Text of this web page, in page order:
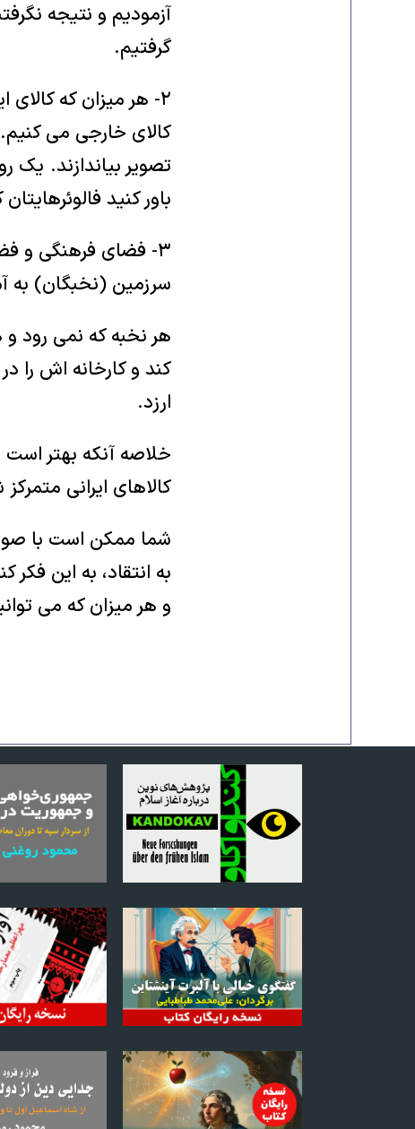
آزمودیم و نتیجه
گرفتیم.
۲- هر میزان که
کالای خارجی می
تصویر بیاندازند. یک
باور کنید
۳- فضای فرهنگی و
سرزمین (نخبگان) به
هر نخبه که نمی رود و
کند و کارخانه اش را
ارزد.
خلاصه آنکه بهتر است
کالاهای ایرانی
شما ممکن است با
به انتقاد، به این
و هر میزان که می